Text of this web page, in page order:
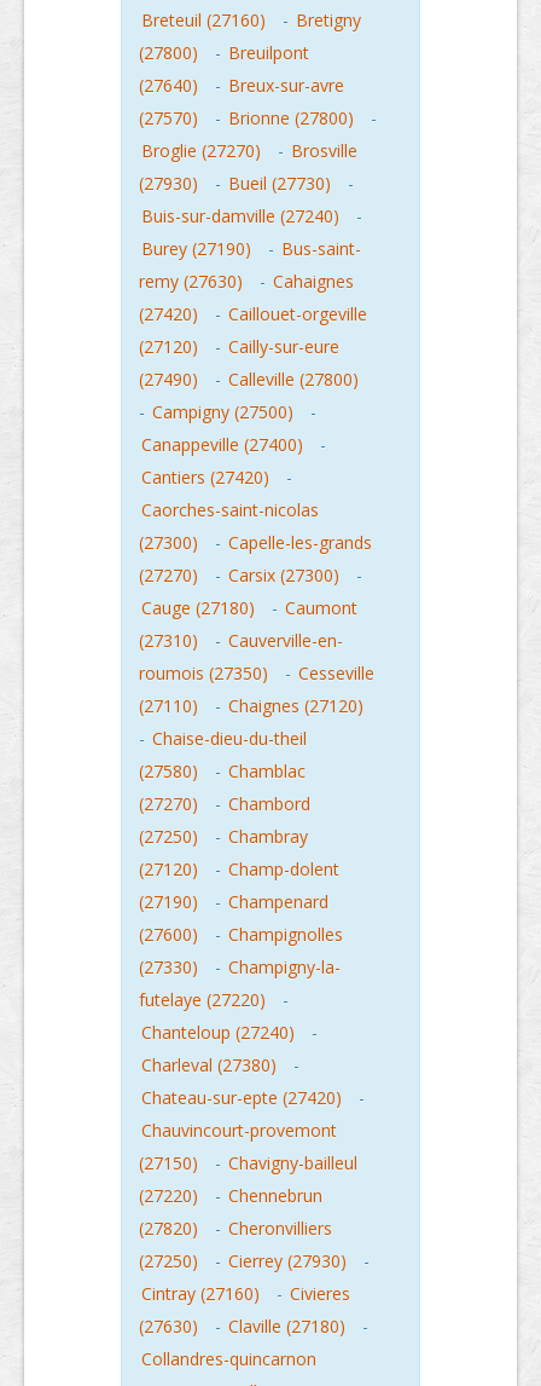
Breteuil (27160)
- Bretigny
(27800)
- Breuilpont
(27640)
- Breux-sur-avre
(27570)
- Brionne (27800)
-
Broglie (27270)
- Brosville
(27930)
- Bueil (27730)
-
Buis-sur-damville (27240)
-
Burey (27190)
- Bus-saint-
remy (27630)
- Cahaignes
(27420)
- Caillouet-orgeville
(27120)
- Cailly-sur-eure
(27490)
- Calleville (27800)
- Campigny (27500)
-
Canappeville (27400)
-
Cantiers (27420)
-
Caorches-saint-nicolas
(27300)
- Capelle-les-grands
(27270)
- Carsix (27300)
-
Cauge (27180)
- Caumont
(27310)
- Cauverville-en-
roumois (27350)
- Cesseville
(27110)
- Chaignes (27120)
- Chaise-dieu-du-theil
(27580)
- Chamblac
(27270)
- Chambord
(27250)
- Chambray
(27120)
- Champ-dolent
(27190)
- Champenard
(27600)
- Champignolles
(27330)
- Champigny-la-
futelaye (27220)
-
Chanteloup (27240)
-
Charleval (27380)
-
Chateau-sur-epte (27420)
-
Chauvincourt-provemont
(27150)
- Chavigny-bailleul
(27220)
- Chennebrun
(27820)
- Cheronvilliers
(27250)
- Cierrey (27930)
-
Cintray (27160)
- Civieres
(27630)
- Claville (27180)
-
Collandres-quincarnon